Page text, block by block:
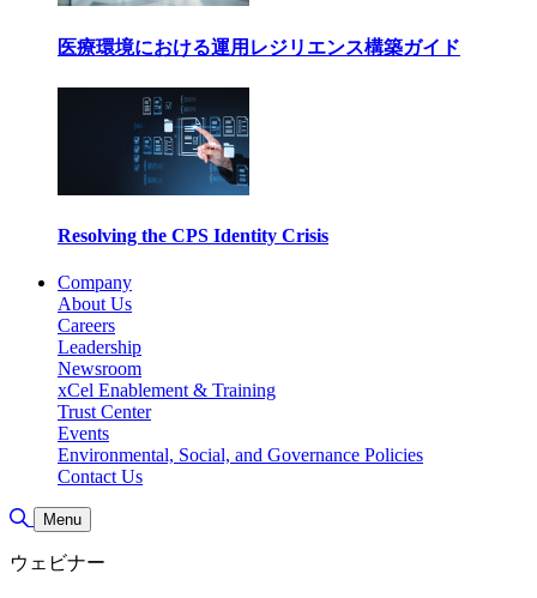
医療環境における運用レジリエンス構築ガイド
Resolving the CPS Identity Crisis
Company
About Us
Careers
Leadership
Newsroom
xCel Enablement & Training
Trust Center
Events
Environmental, Social, and Governance Policies
Contact Us
Toggle Search
Menu
ウェビナー